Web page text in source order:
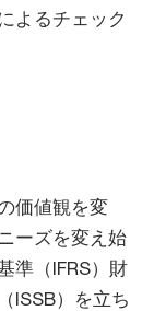
よるチェック
価値観を変
ーズを変え始
準（IFRS）財
ISSB）を立ち